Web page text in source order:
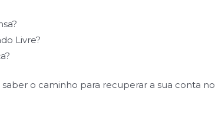
Livre?
o caminho para recuperar a sua conta no